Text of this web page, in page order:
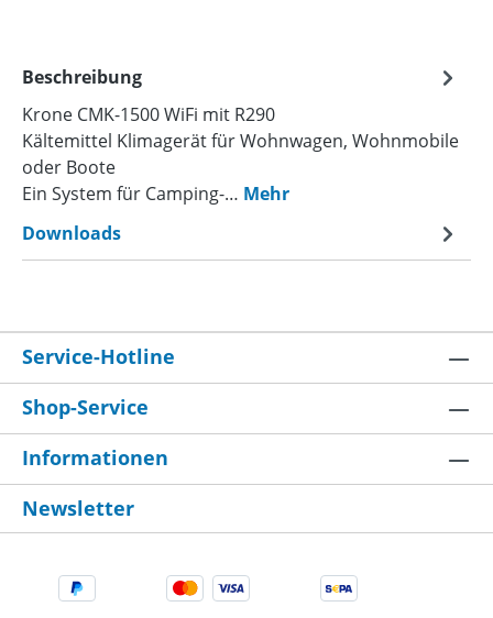
Beschreibung
Krone CMK-1500 WiFi mit R290
Kältemittel Klimagerät für Wohnwagen, Wohnmobile
oder Boote
Ein System für Camping-… Mehr
Downloads
Service-Hotline
Shop-Service
Informationen
Newsletter